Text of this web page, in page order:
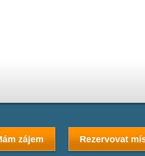
zájem Rezervovat